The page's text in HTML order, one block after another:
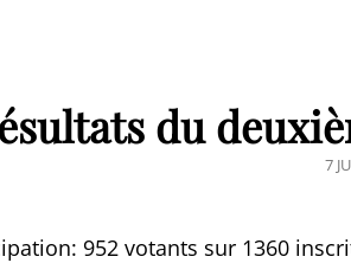
du
7
952 votants sur 1360